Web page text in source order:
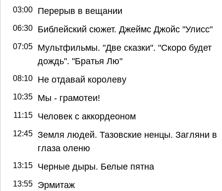
03:00 Перерыв в вещании
06:30 Библейский сюжет. Джеймс Джойс "Улисс"
07:05
Мультфильмы. "Две сказки". "Скоро будет
дождь". "Братья Лю"
08:10 Не отдавай королеву
10:35 Мы - грамотеи!
11:15 Человек с аккордеоном
12:45 Земля людей. Тазовские ненцы. Загляни в
глаза оленю
13:15 Черные дыры. Белые пятна
13:55 Эрмитаж